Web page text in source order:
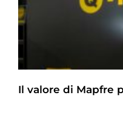
Il valore di Mapfre